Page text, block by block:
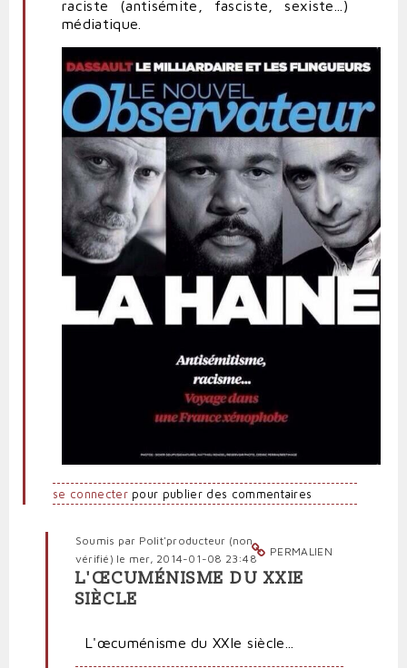
raciste (antisémite, fasciste, sexiste...)
médiatique.
se connecterpour publier des commentaires
PERMALIEN
Soumis par Polit'producteur (non
vérifié) le mer, 2014-01-08 23:48
En
réponse
Trois
L'ŒCUMÉNISME DU XXIE
SIÈCLE
L'œcuménisme du XXIe siècle...